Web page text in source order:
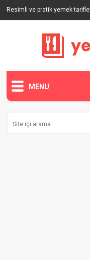
Resimli ve pratik yemek
MENU